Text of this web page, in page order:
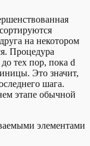
на некотором
Процедура
тех пор, пока d
Это значит,
шага.
этапе обычной
элементами